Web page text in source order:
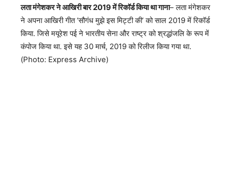
लता मंगेशकर ने आखिरी बार 2019 में रिकॉर्ड किया था गाना– लता मंगेशकर
ने अपना आखिरी गीत ‘सौगंध मुझे इस मिट्टी की’ को साल 2019 में रिकॉर्ड
किया. जिसे मयूरेश पई ने भारतीय सेना और राष्ट्र को श्रद्धांजलि के रूप में
कंपोज किया था. इसे यह 30 मार्च, 2019 को रिलीज किया गया था.
(Photo: Express Archive)